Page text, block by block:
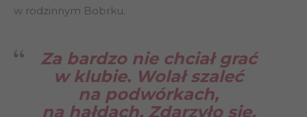
w rodzinnym Bobrku.
Za bardzo nie chciał grać
w klubie. Wolał szaleć
na podwórkach,
na hałdach. Zdarzyło się,